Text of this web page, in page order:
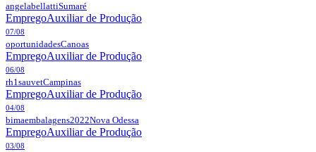
angelabellattiSumaré
EmpregoAuxiliar de Produção
07/08
oportunidadesCanoas
EmpregoAuxiliar de Produção
06/08
rh1sauvetCampinas
EmpregoAuxiliar de Produção
04/08
bimaembalagens2022Nova Odessa
EmpregoAuxiliar de Produção
03/08